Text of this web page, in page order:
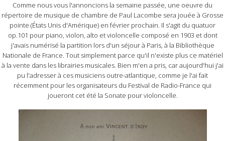
Comme nous vous l'annoncions la semaine passée, une oeuvre du
répertoire de musique de chambre de Paul Lacombe sera jouée à Grosse
pointe (États Unis d'Amérique) en février prochain. Il s'agit du quatuor
op.101 pour piano, violon, alto et violoncelle composé en 1903 et dont
j'avais numérisé la partition lors d'un séjour à Paris, à la Bibliothèque
Nationale de France. Tout simplement parce qu'il n'existe plus ce matériel
à la vente dans les librairies musicales. Bien m'en a pris, car aujourd'hui j'ai
pu l'adresser à ces musiciens outre-atlantique, comme je l'ai fait
récemment pour les organisateurs du Festival de Radio-France qui
joueront cet été la Sonate pour violoncelle.